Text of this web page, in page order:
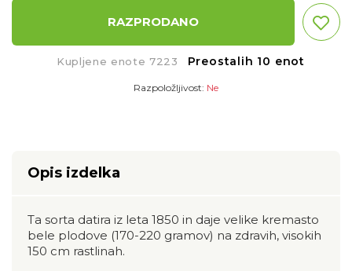
RAZPRODANO
Kupljene enote 7223 Preostalih 10 enot
Razpoložljivost: Ne
Opis izdelka
Ta sorta datira iz leta 1850 in daje velike kremasto
bele plodove (170-220 gramov) na zdravih, visokih
150 cm rastlinah.